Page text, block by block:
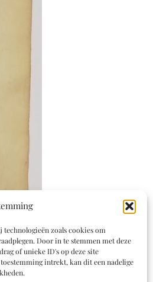
technologieën zoals cookies om
Door in te stemmen met deze
of unieke ID's op deze site
intrekt, kan dit een nadelige